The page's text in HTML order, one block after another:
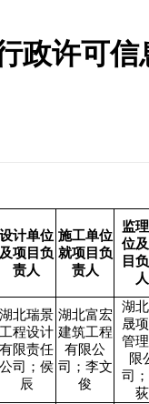
政许可
设计单位
及项目负
责人
施工单位
就项目负
责人
监
位
目
人
湖北瑞景
工程设计
有限责任
公司；侯
辰
湖北富宏
建筑工程
有限公
司；李文
俊
湖
晟
管
限
司
荻